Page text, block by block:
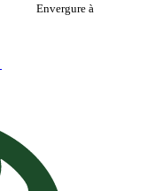
Envergure à